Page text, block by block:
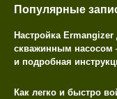
Популярные
Настройка
скважинным насосом
и подробная
Как легко и быстро